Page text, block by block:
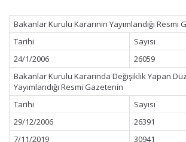
Bakanlar Kurulu Kararının Yayımlandığı Resmi
Tarihi
Sayısı
24/1/2006
26059
Bakanlar Kurulu Kararında Değişiklik Yapan
Yayımlandığı Resmi Gazetenin
Tarihi
Sayısı
29/12/2006
26391
7/11/2019
30941